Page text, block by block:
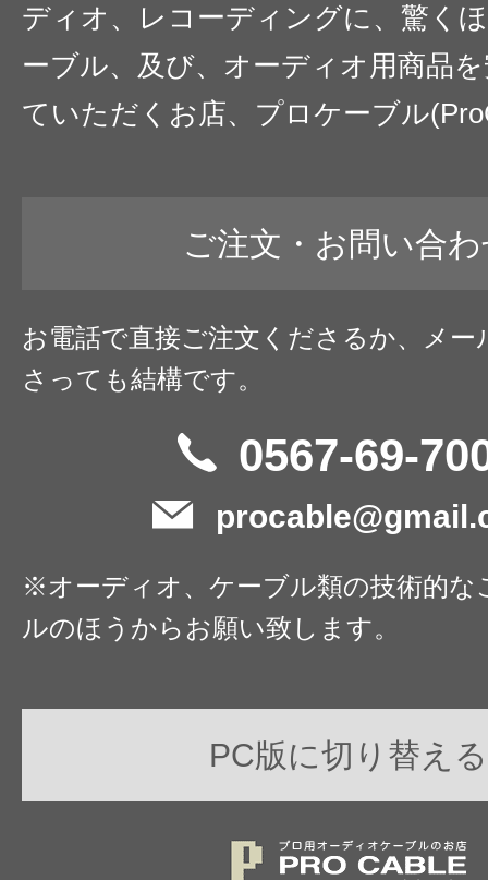
ディオ、レコーディングに、驚く
ーブル、及び、オーディオ用商品
ていただくお店、プロケーブル
ご注文・お問い合
お電話で直接ご注文くださるか、メー
さっても結構です。
0567-69-
※オーディオ、ケーブル類の技術的な
ルのほうからお願い致します。
PC版に切り替える